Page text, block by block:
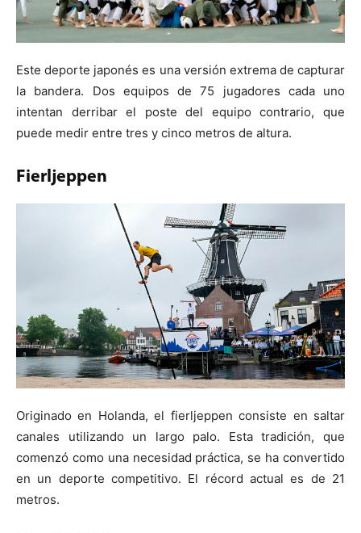
Este deporte japonés es una versión extrema de capturar
la bandera. Dos equipos de 75 jugadores cada uno
intentan derribar el poste del equipo contrario, que
puede medir entre tres y cinco metros de altura.
Fierljeppen
Originado en Holanda, el fierljeppen consiste en saltar
canales utilizando un largo palo. Esta tradición, que
comenzó como una necesidad práctica, se ha convertido
en un deporte competitivo. El récord actual es de 21
metros.